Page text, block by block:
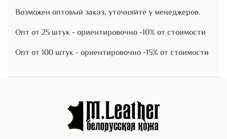
Возможен оптовый заказ, уточняйте у менеджеров.
Опт от 25 штук - ориентировочно -10% от стоимости
Опт от 100 штук - ориентировочно -15% от стоимости